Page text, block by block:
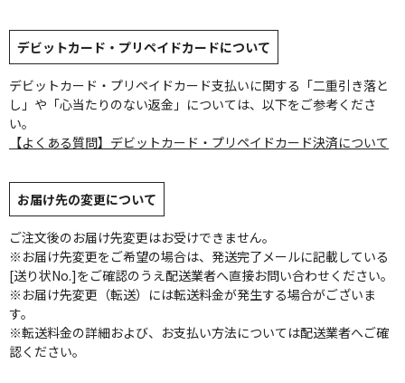
デビットカード・プリペイドカードについて
デビットカード・プリペイドカード支払いに関する「二重引き落と
し」や「心当たりのない返金」については、以下をご参考くださ
い。
【よくある質問】デビットカード・プリペイドカード決済について
お届け先の変更について
ご注文後のお届け先変更はお受けできません。
※お届け先変更をご希望の場合は、発送完了メールに記載している
[送り状No.]をご確認のうえ配送業者へ直接お問い合わせください。
※お届け先変更（転送）には転送料金が発生する場合がございま
す。
※転送料金の詳細および、お支払い方法については配送業者へご確
認ください。